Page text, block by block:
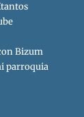
Bizum
parroquia